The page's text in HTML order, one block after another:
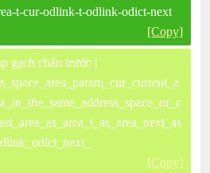
t-cur-odlink-t-odlink-odict-next
[Copy]
gạch chân trước |
[Copy]